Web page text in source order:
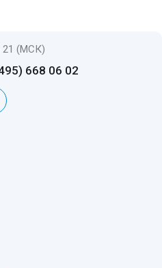
21 (МСК)
668 06 02